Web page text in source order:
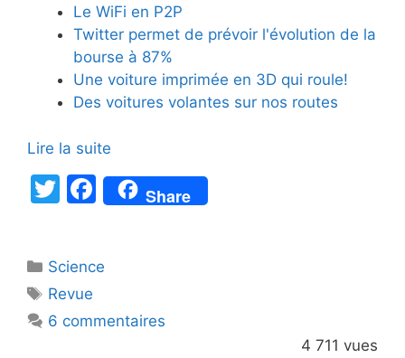
Le WiFi en P2P
Twitter permet de prévoir l'évolution de la
bourse à 87%
Une voiture imprimée en 3D qui roule!
Des voitures volantes sur nos routes
Lire la suite
T
er
F
a
e
o
Share
Catégories
Science
Étiquettes
Revue
6 commentaires
4 711 vues